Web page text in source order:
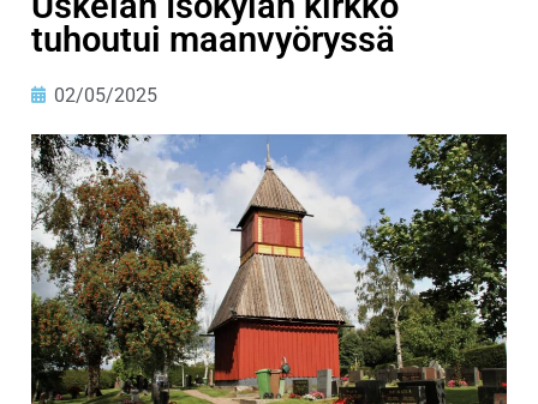
tuhoutui maanvyöryssä
02/05/2025